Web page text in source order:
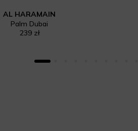
AL HARAMAIN
Palm Dubai
239 zł